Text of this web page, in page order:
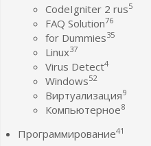
CodeIgniter 2 rus5
FAQ Solution76
for Dummies35
Linux37
Virus Detect4
Windows52
Виртуализация9
Компьютерное8
Программирование41